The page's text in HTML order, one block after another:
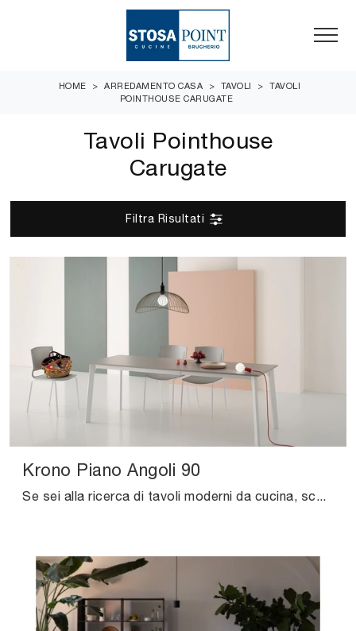
HOME > ARREDAMENTO CASA > TAVOLI >
TAVOLI
POINTHOUSE CARUGATE
Tavoli Pointhouse
Carugate
Filtra Risultati
Krono Piano Angoli 90
Se sei alla ricerca di tavoli moderni da cucina, scopri i modelli allungabili di Pointhouse: clicca e scopri il modello Krono Piano Angoli 90 in ...